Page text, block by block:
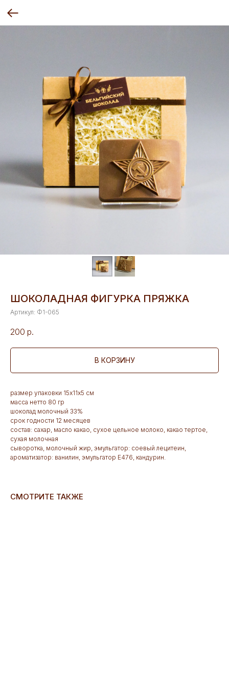
ШОКОЛАДНАЯ ФИГУРКА ПРЯЖКА
Артикул: Ф1-065
200 р.
В КОРЗИНУ
размер упаковки 15х11х5 см
масса нетто 80 гр
шоколад молочный 33%
срок годности 12 месяцев
состав: сахар, масло какао, сухое цельное молоко, какао тертое,
сухая молочная
сыворотка, молочный жир, эмульгатор: соевый лецитеин,
ароматизатор: ванилин, эмульгатор Е476, кандурин.
СМОТРИТЕ ТАКЖЕ